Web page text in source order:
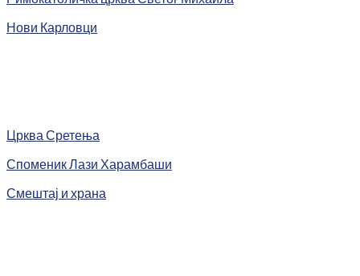
Нови Карловци
Црква Сретења
Споменик Лази Харамбаши
Смештај и храна